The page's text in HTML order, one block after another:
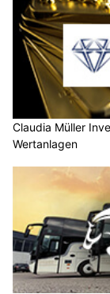
Claudia Müller
Wertanlagen